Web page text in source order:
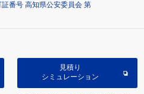
番号 高知県公安委員会 第
見積り
シミュレーション